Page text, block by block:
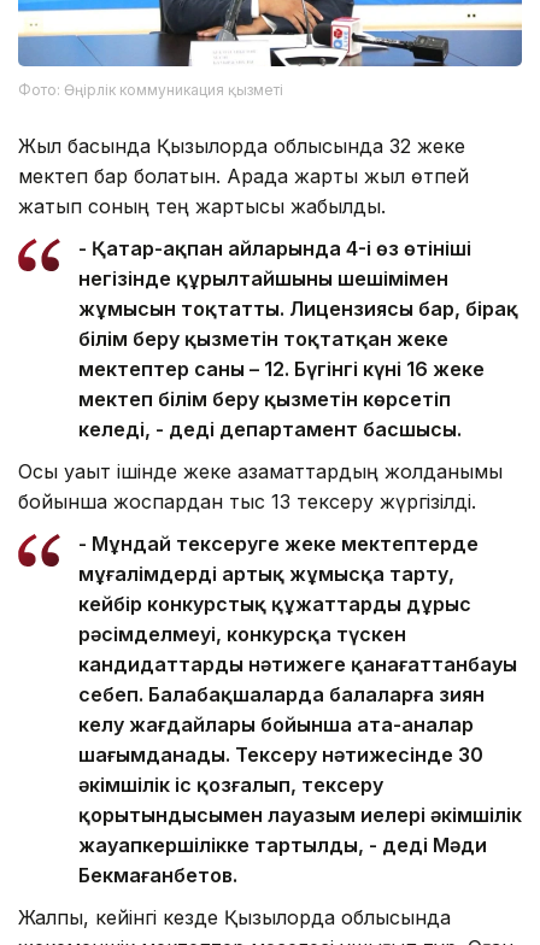
Фото: Өңірлік коммуникация қызметі
Жыл басында Қызылорда облысында 32 жеке
мектеп бар болатын. Арада жарты жыл өтпей
жатып соның тең жартысы жабылды.
- Қаңтар-ақпан айларында 4-і өз өтініші
негізінде құрылтайшының шешімімен
жұмысын тоқтатты. Лицензиясы бар, бірақ
білім беру қызметін тоқтатқан жеке
мектептер саны – 12. Бүгінгі күні 16 жеке
мектеп білім беру қызметін көрсетіп
келеді, - деді департамент басшысы.
Осы уақыт ішінде жеке азаматтардың жолданымы
бойынша жоспардан тыс 13 тексеру жүргізілді.
- Мұндай тексеруге жеке мектептерде
мұғалімдерді артық жұмысқа тарту,
кейбір конкурстық құжаттардың дұрыс
рәсімделмеуі, конкурсқа түскен
кандидаттардың нәтижеге қанағаттанбауы
себеп. Балабақшаларда балаларға зиян
келу жағдайлары бойынша ата-аналар
шағымданады. Тексеру нәтижесінде 30
әкімшілік іс қозғалып, тексеру
қорытындысымен лауазым иелері әкімшілік
жауапкершілікке тартылды, - деді Мәди
Бекмағанбетов.
Жалпы, кейінгі кезде Қызылорда облысында